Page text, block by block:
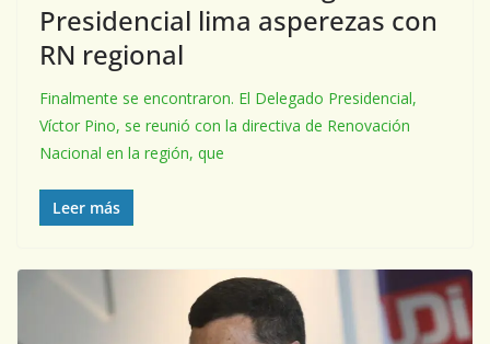
Presidencial lima asperezas con
RN regional
Finalmente se encontraron. El Delegado Presidencial,
Víctor Pino, se reunió con la directiva de Renovación
Nacional en la región, que
Leer más